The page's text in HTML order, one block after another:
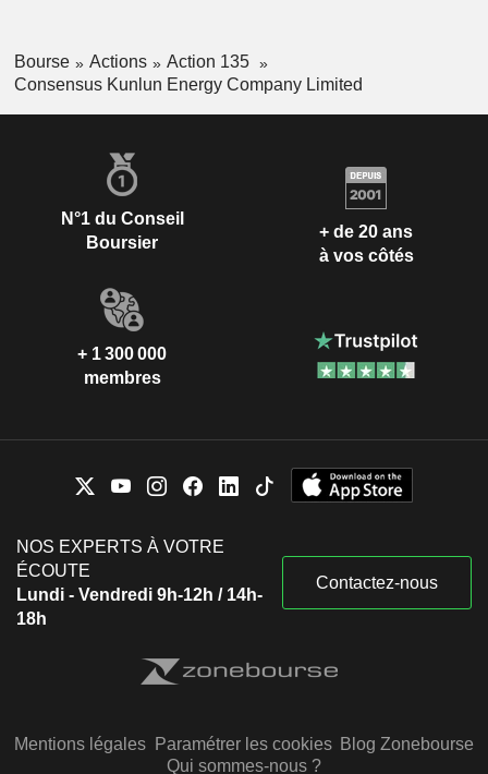
Bourse Actions
Action 135
Consensus Kunlun Energy Company Limited
N°1 du Conseil
Boursier
+ de 20 ans
à vos côtés
+ 1 300 000
membres
NOS EXPERTS À VOTRE
ÉCOUTE
Lundi - Vendredi 9h-12h / 14h-
18h
Contactez-nous
Mentions légales Paramétrer les cookies Blog Zonebourse
Qui sommes-nous ?